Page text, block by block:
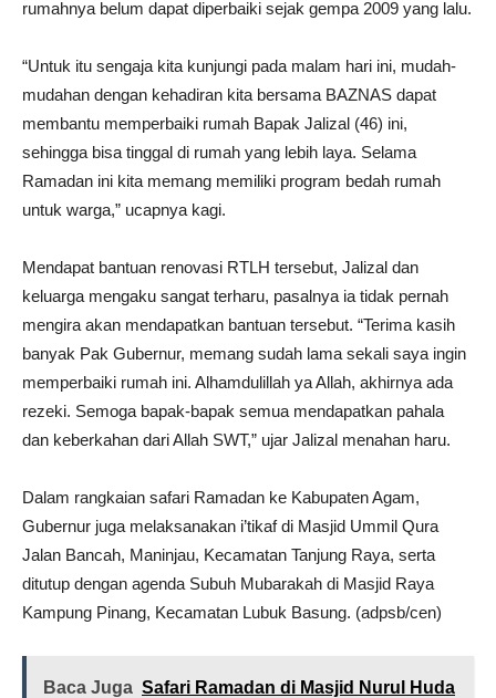
rumahnya belum dapat diperbaiki sejak gempa 2009 yang lalu.
“Untuk itu sengaja kita kunjungi pada malam hari ini, mudah-
mudahan dengan kehadiran kita bersama BAZNAS dapat
membantu memperbaiki rumah Bapak Jalizal (46) ini,
sehingga bisa tinggal di rumah yang lebih laya. Selama
Ramadan ini kita memang memiliki program bedah rumah
untuk warga,” ucapnya kagi.
Mendapat bantuan renovasi RTLH tersebut, Jalizal dan
keluarga mengaku sangat terharu, pasalnya ia tidak pernah
mengira akan mendapatkan bantuan tersebut. “Terima kasih
banyak Pak Gubernur, memang sudah lama sekali saya ingin
memperbaiki rumah ini. Alhamdulillah ya Allah, akhirnya ada
rezeki. Semoga bapak-bapak semua mendapatkan pahala
dan keberkahan dari Allah SWT,” ujar Jalizal menahan haru.
Dalam rangkaian safari Ramadan ke Kabupaten Agam,
Gubernur juga melaksanakan i’tikaf di Masjid Ummil Qura
Jalan Bancah, Maninjau, Kecamatan Tanjung Raya, serta
ditutup dengan agenda Subuh Mubarakah di Masjid Raya
Kampung Pinang, Kecamatan Lubuk Basung. (adpsb/cen)
Baca Juga Safari Ramadan di Masjid Nurul Huda